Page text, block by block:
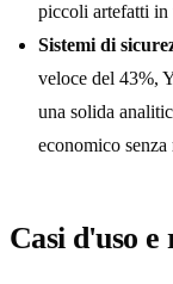
piccoli artefatti in
Sistemi di
veloce del 43%,
una solida
economico
Casi d'uso